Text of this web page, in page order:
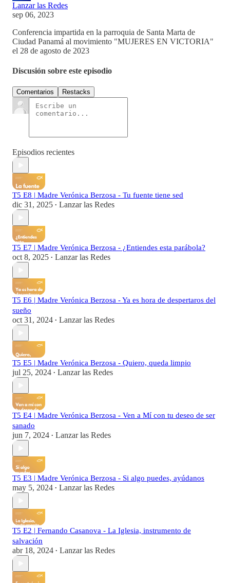
Lanzar las Redes
sep 06, 2023
Conferencia impartida en la parroquia de Santa Marta de
Ciudad Panamá al movimiento "MUJERES EN VICTORIA"
el 28 de agosto de 2023
Discusión sobre este episodio
Comentarios Restacks
Episodios recientes
T5 E8 | Madre Verónica Berzosa - Tu fuente tiene sed
dic 31, 2025 • Lanzar las Redes
T5 E7 | Madre Verónica Berzosa - ¿Entiendes esta parábola?
oct 8, 2025 • Lanzar las Redes
T5 E6 | Madre Verónica Berzosa - Ya es hora de despertaros del
sueño
oct 31, 2024 • Lanzar las Redes
T5 E5 | Madre Verónica Berzosa - Quiero, queda limpio
jul 25, 2024 • Lanzar las Redes
T5 E4 | Madre Verónica Berzosa - Ven a Mí con tu deseo de ser
sanado
jun 7, 2024 • Lanzar las Redes
T5 E3 | Madre Verónica Berzosa - Si algo puedes, ayúdanos
may 5, 2024 • Lanzar las Redes
T5 E2 | Fernando Casanova - La Iglesia, instrumento de
salvación
abr 18, 2024 • Lanzar las Redes